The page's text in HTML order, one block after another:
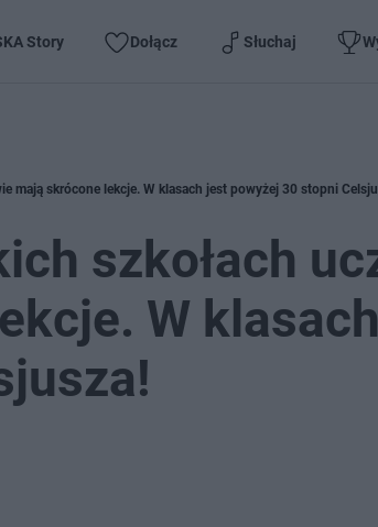
Story Dołącz Słuchaj
mają skrócone lekcje. W klasach jest powyżej 30 stopni
szkołach
W